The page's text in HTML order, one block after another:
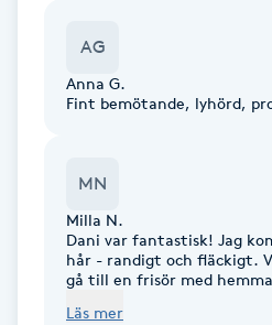
Gua Sha-massage
Hatha Yoga
AG
Anna G.
Fint bemötande, lyhörd,
MN
Milla N.
Dani var fantastisk! Jag
hår - randigt och fläckigt.
gå till en frisör med
välkomnande, han
Läs mer